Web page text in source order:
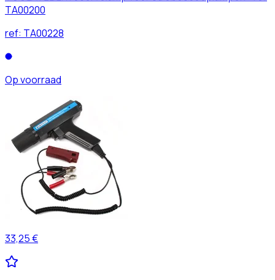
TA00200
ref: TA00228
Op voorraad
33,25 €